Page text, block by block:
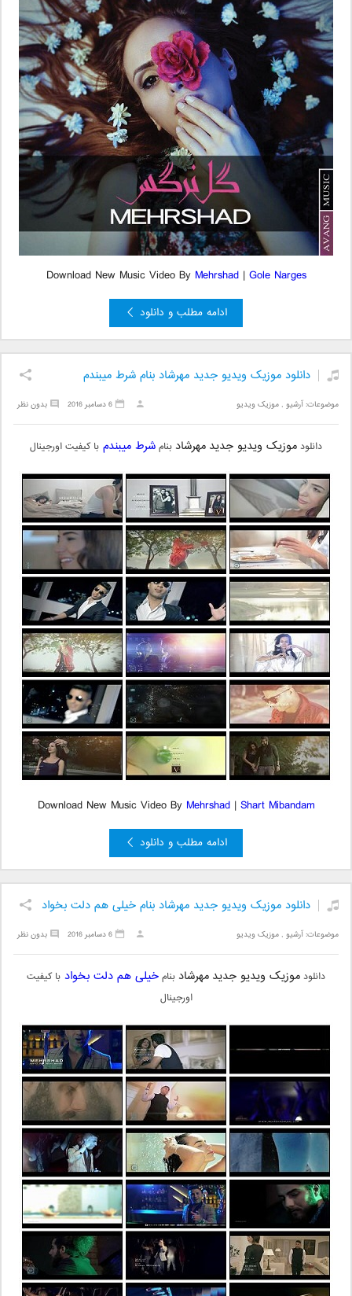
Download New Music Video By Mehrshad| Gole Narges
ادامه مطلب و دانلود
دانلود موزیک ویدیو جدید مهرشاد بنام شرط میبندم
موضوعات:آرشیو ,موزیک ویدیو بدون نظر 6 دسامبر 2016
دانلودموزیک ویدیو جدید مهرشاد بنامشرط میبندم با کیفیت اورجینال
Download New Music Video By Mehrshad| Shart Mibandam
ادامه مطلب و دانلود
دانلود موزیک ویدیو جدید مهرشاد بنام خیلی هم دلت بخواد
موضوعات:آرشیو ,موزیک ویدیو بدون نظر 6 دسامبر 2016
دانلودموزیک ویدیو جدید مهرشاد بنامخیلی هم دلت بخواد با کیفیت
اورجینال